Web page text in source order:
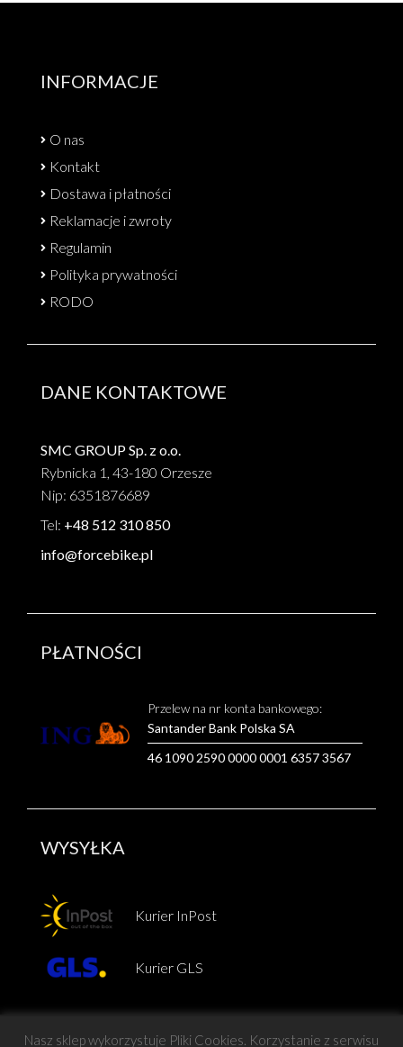
INFORMACJE
O nas
Kontakt
Dostawa i płatności
Reklamacje i zwroty
Regulamin
Polityka prywatności
RODO
DANE KONTAKTOWE
SMC GROUP Sp. z o.o.
Rybnicka 1, 43-180 Orzesze
Nip: 6351876689
Tel: +48 512 310 850
info@forcebike.pl
PŁATNOŚCI
Przelew na nr konta bankowego:
Santander Bank Polska SA
46 1090 2590 0000 0001 6357 3567
WYSYŁKA
Kurier InPost
Kurier GLS
Nasz sklep wykorzystuje Pliki Cookies. Korzystanie z serwisu